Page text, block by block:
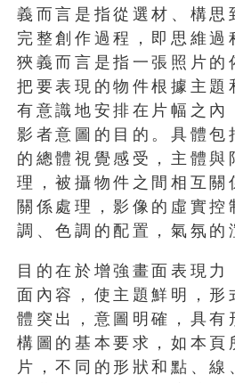
義而言是指從選材、構思
完整創作過程，即思維過
狹義而言是指一張照片的
把要表現的物件根據主題
有意識地安排在片幅之內
影者意圖的目的。具體包
的總體視覺感受，主體與
理，被攝物件之間相互關
關係處理，影像的虛實控
調、色調的配置，氣氛的
目的在於增強畫面表現力
面內容，使主題鮮明，形
體突出，意圖明確，具有
構圖的基本要求，如本頁
片，不同的形狀和點、線